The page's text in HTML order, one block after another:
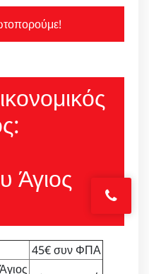
Άγιος
45€ συν ΦΠΑ